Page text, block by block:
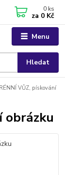
Menu
Hledat
0 ks
za 0 Kč
VŮZ, pískování
obrázku